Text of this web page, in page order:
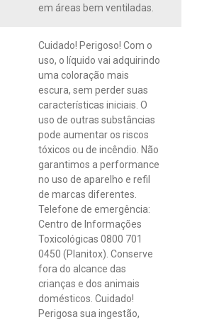
em áreas bem ventiladas.
Cuidado! Perigoso! Com o
uso, o líquido vai adquirindo
uma coloração mais
escura, sem perder suas
características iniciais. O
uso de outras substâncias
pode aumentar os riscos
tóxicos ou de incêndio. Não
garantimos a performance
no uso de aparelho e refil
de marcas diferentes.
Telefone de emergência:
Centro de Informações
Toxicológicas 0800 701
0450 (Planitox). Conserve
fora do alcance das
crianças e dos animais
domésticos. Cuidado!
Perigosa sua ingestão,